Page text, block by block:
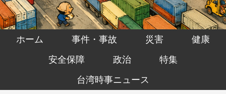
ホーム 事件・事故 災害
健康
安全保障
政治
特集
台湾時事ニュース